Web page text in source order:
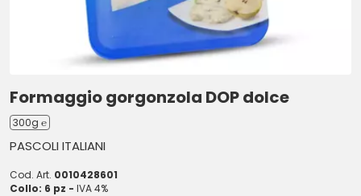
Formaggio gorgonzola DOP dolce
300g ℮
PASCOLI ITALIANI
Cod. Art. 0010428601
Collo: 6 pz - IVA 4%